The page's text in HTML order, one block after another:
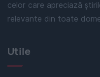
celor care apreciază
relevante din toate
Utile